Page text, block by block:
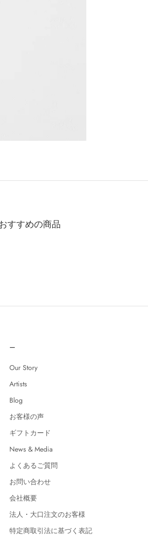
すすめの商品
ー
Our Story
Artists
Blog
お客様の声
ギフトカード
News & Media
よくあるご質問
お問い合わせ
会社概要
法人・大口注文のお客様
特定商取引法に基づく表記